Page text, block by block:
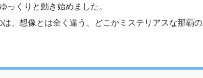
っくりと動き始めました。
、想像とは全く違う、どこかミステリアスな那覇の